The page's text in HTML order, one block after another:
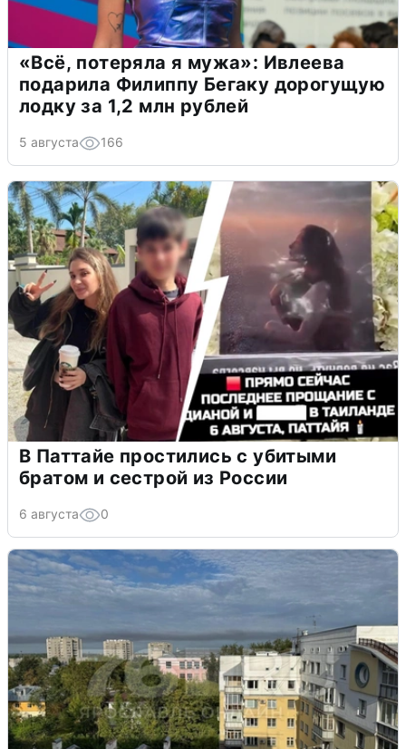
«Всё, потеряла я мужа»: Ивлеева
подарила Филиппу Бегаку дорогущую
лодку за 1,2 млн рублей
5 августа 166
В Паттайе простились с убитыми
братом и сестрой из России
6 августа 0